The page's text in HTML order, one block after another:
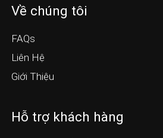
Về chúng tôi
FAQs
Liên Hệ
Giới Thiệu
Hỗ trợ khách hàng